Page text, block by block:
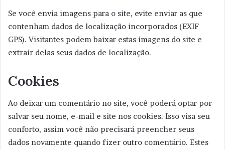
Se você envia imagens para o site, evite enviar as que
contenham dados de localização incorporados (EXIF
GPS). Visitantes podem baixar estas imagens do site e
extrair delas seus dados de localização.
Cookies
Ao deixar um comentário no site, você poderá optar por
salvar seu nome, e-mail e site nos cookies. Isso visa seu
conforto, assim você não precisará preencher seus
dados novamente quando fizer outro comentário. Estes